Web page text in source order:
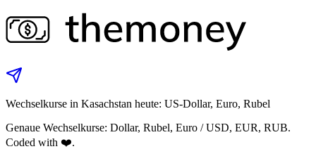
Wechselkurse in Kasachstan heute: US‑Dollar, Euro, Rubel
Genaue Wechselkurse: Dollar, Rubel, Euro / USD, EUR, RUB.
Coded with ❤️.